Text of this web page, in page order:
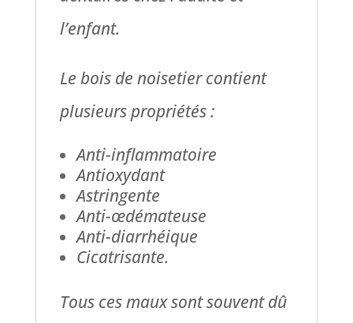
l’enfant.
Le bois de noisetier contient
plusieurs propriétés :
Anti-inflammatoire
Antioxydant
Astringente
Anti-œdémateuse
Anti-diarrhéique
Cicatrisante.
Tous ces maux sont souvent dû